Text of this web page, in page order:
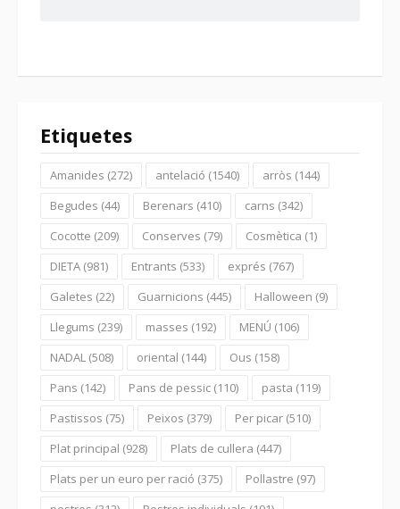
Etiquetes
Amanides (272) antelació (1540) arròs (144)
Begudes (44) Berenars (410) carns (342)
Cocotte (209) Conserves (79) Cosmètica (1)
DIETA (981) Entrants (533) exprés (767)
Galetes (22) Guarnicions (445) Halloween (9)
Llegums (239) masses (192) MENÚ (106)
NADAL (508) oriental (144) Ous (158)
Pans (142) Pans de pessic (110) pasta (119)
Pastissos (75) Peixos (379) Per picar (510)
Plat principal (928) Plats de cullera (447)
Plats per un euro per ració (375) Pollastre (97)